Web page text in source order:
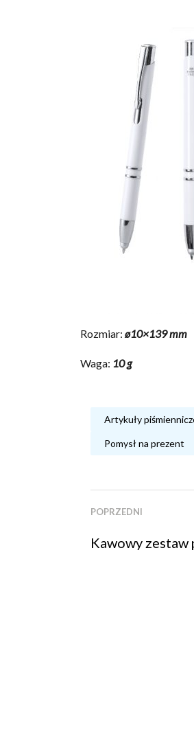
Rozmiar: ø10×139 mm
Waga: 10 g
Artykuły
Pomysł na prezent
POPRZEDNI
Kawowy